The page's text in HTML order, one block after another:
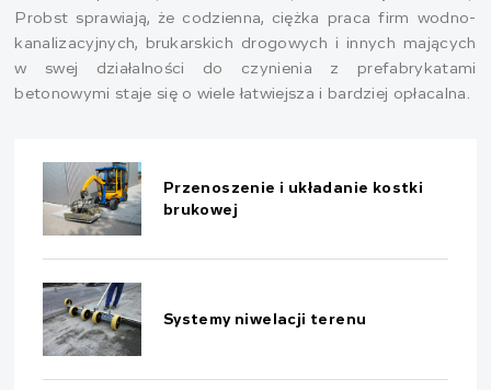
Probst sprawiają, że codzienna, ciężka praca firm wodno-
kanalizacyjnych, brukarskich drogowych i innych mających
w swej działalności do czynienia z prefabrykatami
betonowymi staje się o wiele łatwiejsza i bardziej opłacalna.
Przenoszenie i układanie kostki
brukowej
Systemy niwelacji terenu